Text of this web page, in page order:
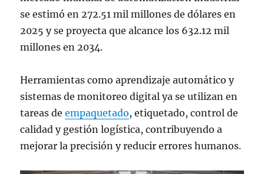
se estimó en 272.51 mil millones de dólares en
2025 y se proyecta que alcance los 632.12 mil
millones en 2034.
Herramientas como aprendizaje automático y
sistemas de monitoreo digital ya se utilizan en
tareas deempaquetado, etiquetado, control de
calidad y gestión logística, contribuyendo a
mejorar la precisión y reducir errores humanos.